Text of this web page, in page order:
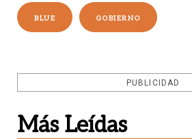
BLUE GOBIERNO
PUBLICIDAD
Más Leídas